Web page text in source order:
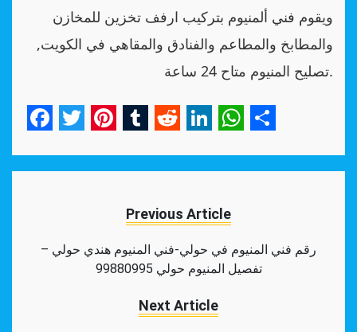
ويقوم فني ألمنيوم بتركيب ارفف تخزين للمخازن
والمطابخ والمطاعم والفنادق والمقاهي في الكويت,
تصليح المنيوم متاح 24 ساعة.
Previous Article
رقم فني المنيوم في حولي-فني المنيوم هندي حولي –
تفصيل المنيوم حولي 99880995
Next Article